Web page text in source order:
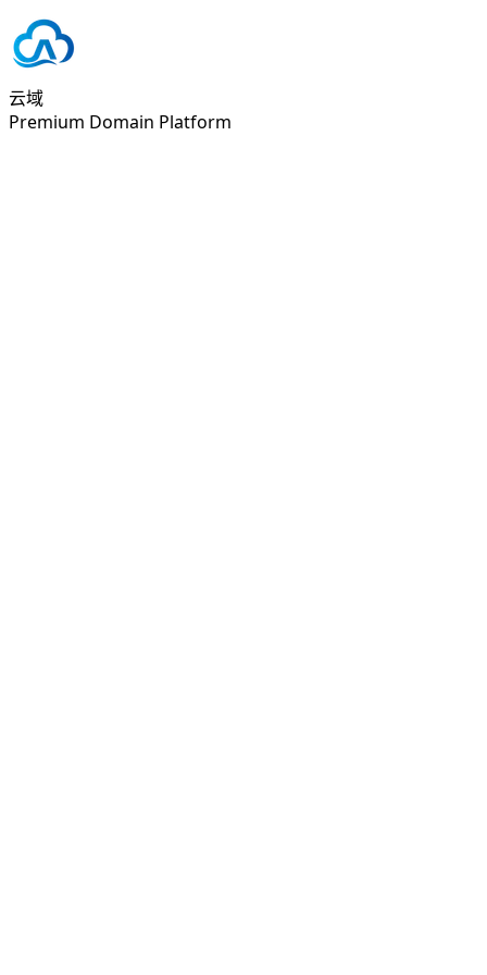
云域
Premium Domain Platform